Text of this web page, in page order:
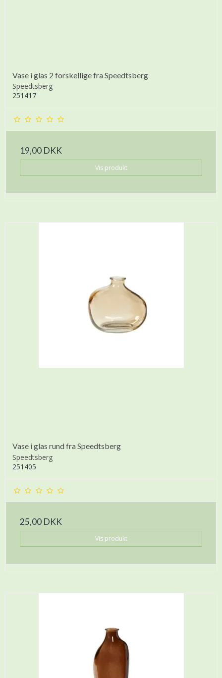
Vase i glas 2 forskellige fra Speedtsberg
Speedtsberg
251417
19,00 DKK
Vis produkt
Vase i glas rund fra Speedtsberg
Speedtsberg
251405
25,00 DKK
Vis produkt